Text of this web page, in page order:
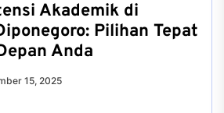
Akademik di
Pilihan Tepat
Anda
15, 2025